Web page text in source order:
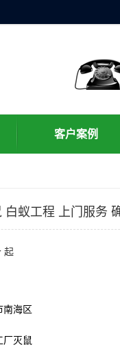
客户案例
白蚁工程 上门服务
起
南海区
厂灭鼠